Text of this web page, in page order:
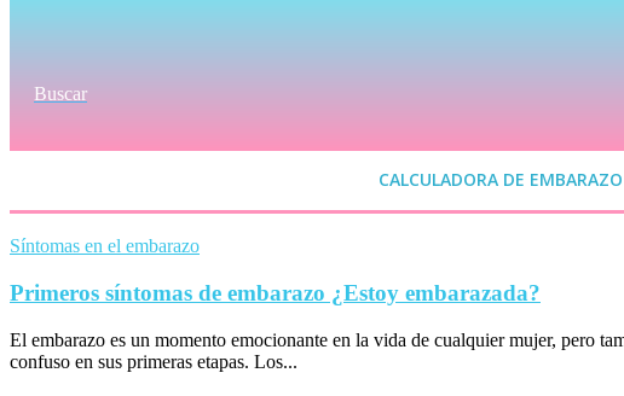
Buscar
CALCULADORA DE EMBARAZO
Síntomas en el embarazo
Primeros síntomas de embarazo ¿Estoy embarazada?
El embarazo es un momento emocionante en la vida de cualquier mujer, pero
confuso en sus primeras etapas. Los...